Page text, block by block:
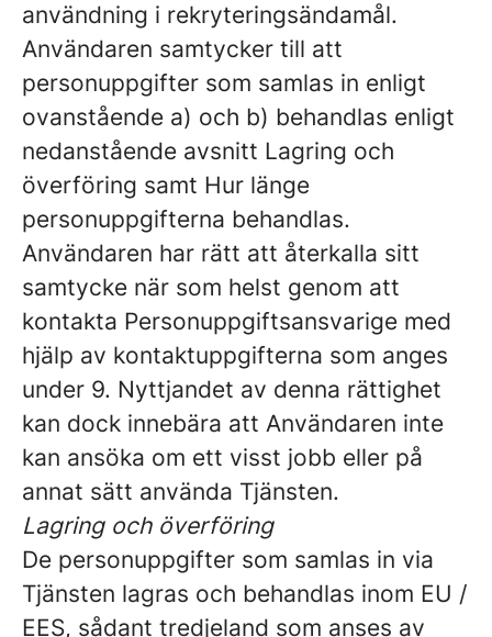
användning i rekryteringsändamål.
Användaren samtycker till att
personuppgifter som samlas in enligt
ovanstående a) och b) behandlas enligt
nedanstående avsnitt Lagring och
överföring samt Hur länge
personuppgifterna behandlas.
Användaren har rätt att återkalla sitt
samtycke när som helst genom att
kontakta Personuppgiftsansvarige med
hjälp av kontaktuppgifterna som anges
under 9. Nyttjandet av denna rättighet
kan dock innebära att Användaren inte
kan ansöka om ett visst jobb eller på
annat sätt använda Tjänsten.
Lagring och överföring
De personuppgifter som samlas in via
Tjänsten lagras och behandlas inom EU /
EES, sådant tredjeland som anses av